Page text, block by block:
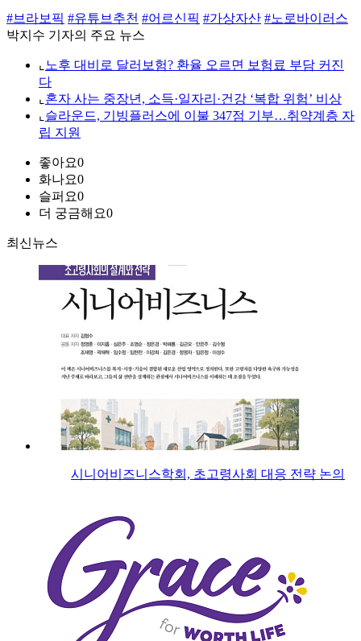
#브라보픽 #유튜브추천 #어르신픽 #가상자산 #노로바이러스
박지수 기자의 주요 뉴스
⌞ 노후 대비로 달러보험? 환율 오르면 보험료 부담 커진
다
⌞ 혼자 사는 중장년, 소득·일자리·건강 ‘복합 위험’ 비상
⌞ 슬라운드, 기빙플러스에 이불 347점 기부…취약계층 자
립 지원
좋아요0
화나요0
슬퍼요0
더 궁금해요0
최신뉴스
시니어비즈니스학회, 초고령사회 대응 전략 논의